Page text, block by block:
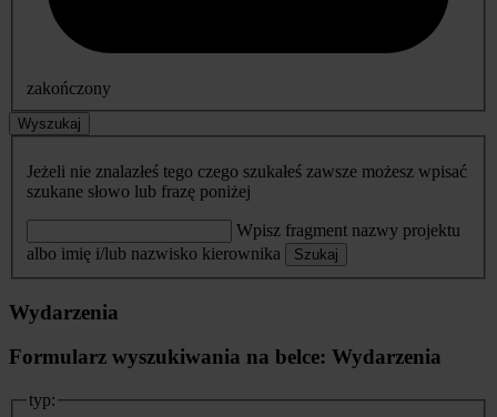
zakończony
Wyszukaj
Jeżeli nie znalazłeś tego czego szukałeś zawsze możesz wpisać
szukane słowo lub frazę poniżej
Wpisz fragment nazwy projektu
albo imię i/lub nazwisko kierownika
Szukaj
Wydarzenia
Formularz wyszukiwania na belce: Wydarzenia
typ: